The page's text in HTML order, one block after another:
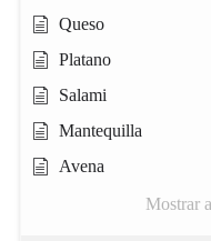
Queso
Platano
Salami
Mantequilla
Avena
Mostrar